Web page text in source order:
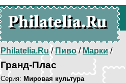
Philatelia.Ru/Пиво/Марки/
Гранд-Плас
Серия: Мировая культура